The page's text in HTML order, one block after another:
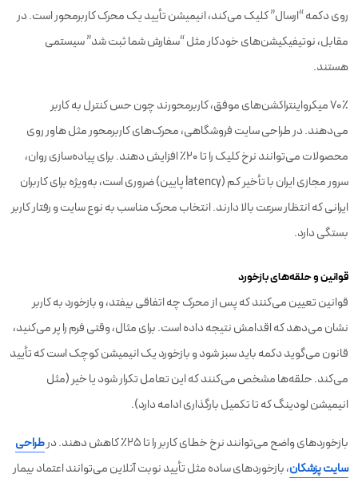
روی دکمه “ارسال” کلیک می‌کند، انیمیشن تأیید یک محرک کاربرمحور است. در
مقابل، نوتیفیکیشن‌های خودکار مثل “سفارش شما ثبت شد” سیستمی
هستند.
۷۰٪ میکرواینتراکشن‌های موفق، کاربرمحورند چون حس کنترل به کاربر
می‌دهند. در طراحی سایت فروشگاهی، محرک‌های کاربرمحور مثل هاور روی
محصولات می‌توانند نرخ کلیک را تا ۲۰٪ افزایش دهند. برای پیاده‌سازی روان،
سرور مجازی ایران با تأخیر کم (latency پایین) ضروری است، به‌ویژه برای کاربران
ایرانی که انتظار سرعت بالا دارند. انتخاب محرک مناسب به نوع سایت و رفتار کاربر
بستگی دارد.
قوانین و حلقه‌های بازخورد
قوانین تعیین می‌کنند که پس از محرک چه اتفاقی بیفتد، و بازخورد به کاربر
نشان می‌دهد که اقدامش نتیجه داده است. برای مثال، وقتی فرم را پر می‌کنید،
قانون می‌گوید دکمه باید سبز شود و بازخورد یک انیمیشن کوچک است که تأیید
می‌کند. حلقه‌ها مشخص می‌کنند که این تعامل تکرار شود یا خیر (مثل
انیمیشن لودینگ که تا تکمیل بارگذاری ادامه دارد).
بازخوردهای واضح می‌توانند نرخ خطای کاربر را تا ۲۵٪ کاهش دهند. در
طراحی
سایت پزشکان، بازخوردهای ساده مثل تأیید نوبت آنلاین می‌توانند اعتماد بیمار